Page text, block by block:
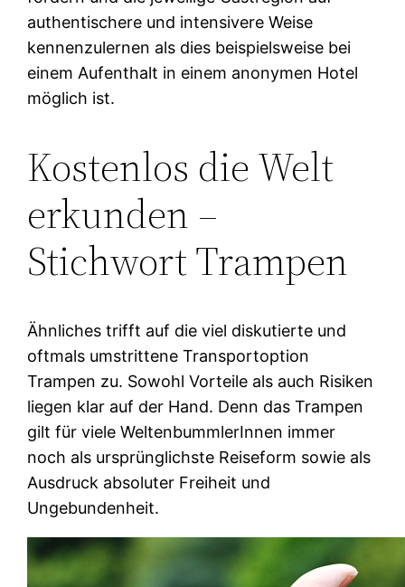
authentischere und intensivere Weise
kennenzulernen als dies beispielsweise bei
einem Aufenthalt in einem anonymen Hotel
möglich ist.
Kostenlos die Welt
erkunden –
Stichwort Trampen
Ähnliches trifft auf die viel diskutierte und
oftmals umstrittene Transportoption
Trampen zu. Sowohl Vorteile als auch Risiken
liegen klar auf der Hand. Denn das Trampen
gilt für viele WeltenbummlerInnen immer
noch als ursprünglichste Reiseform sowie als
Ausdruck absoluter Freiheit und
Ungebundenheit.